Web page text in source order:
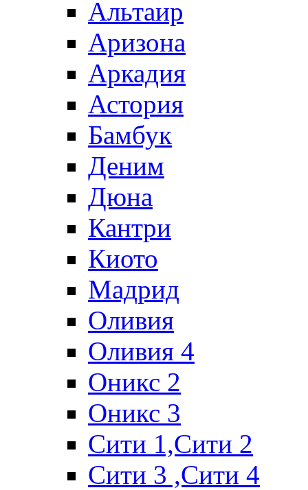
Альтаир
Аризона
Аркадия
Астория
Бамбук
Деним
Дюна
Кантри
Киото
Мадрид
Оливия
Оливия 4
Оникс 2
Оникс 3
Сити 1,Cити 2
Сити 3 ,Сити 4